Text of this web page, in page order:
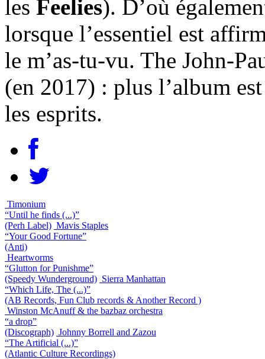
les Feelies). D’où
lorsque l’essentiel est
le m’as-tu-vu. The John-
(en 2017) : plus l’album
les esprits.
Timonium
“Until he finds (...)”
(Perh Label) Mavis Staples
“Your Good Fortune”
(Anti)
Heartworms
“Glutton for Punishme”
(Speedy Wunderground) Sierra Manhattan
“Which Life, The (...)”
(AB Records, Fun Club records & Another Record )
Winston McAnuff & the bazbaz orchestra
“a drop”
(Discograph) Johnny Borrell and Zazou
“The Artificial (...)”
(Atlantic Culture Recordings)